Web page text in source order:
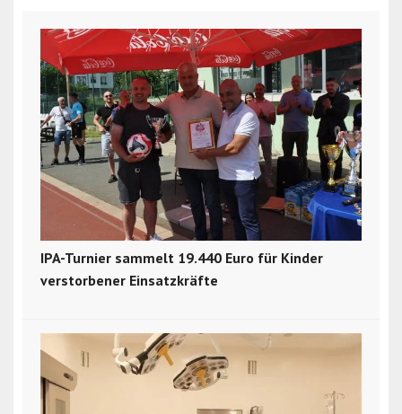
IPA-Turnier sammelt 19.440 Euro für Kinder
verstorbener Einsatzkräfte